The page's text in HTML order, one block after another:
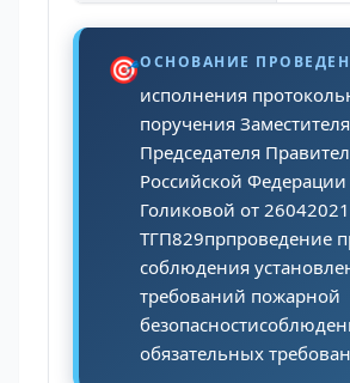
🎯ОСНОВАНИЕ
исполнения
поручения Заместителя
Председателя
Российской Федерации
Голиковой от 26042021
ТГП829прпроведение
соблюдения
требований пожарной
обязательных